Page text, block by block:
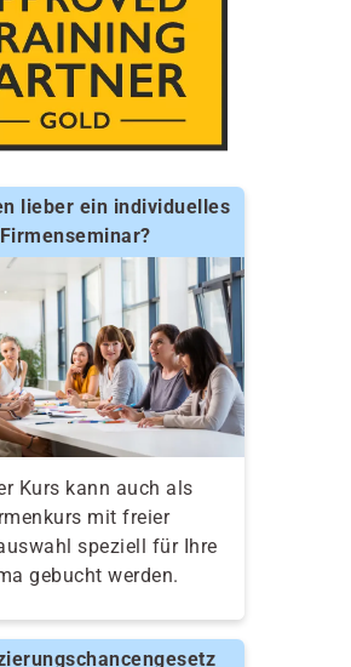
lieber ein individuelles
Firmenseminar?
Kurs kann auch als
mit freier
speziell für Ihre
gebucht werden.